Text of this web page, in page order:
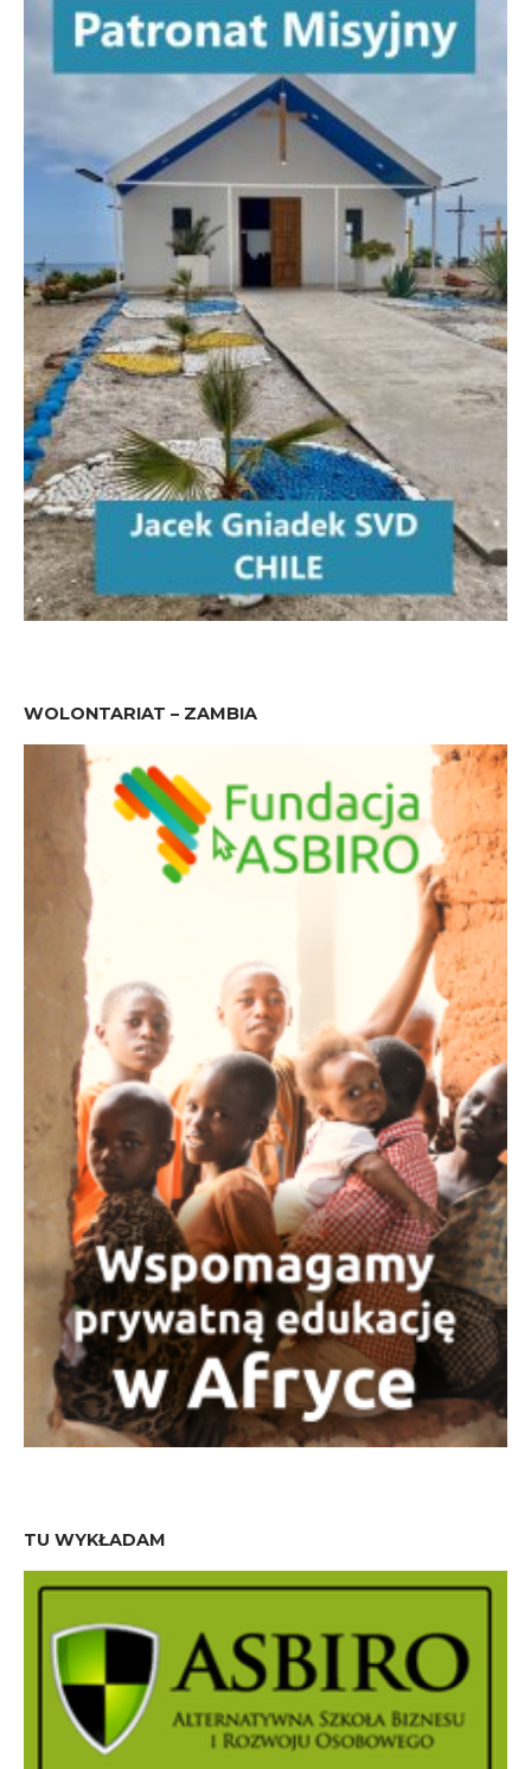
WOLONTARIAT – ZAMBIA
TU WYKŁADAM